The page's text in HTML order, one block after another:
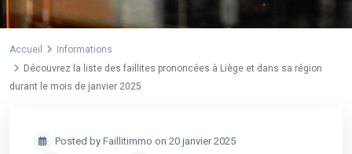
Accueil
Informations
Découvrez la liste des faillites prononcées à Liège et dans sa région
durant le mois de janvier 2025
Posted by Faillitimmo on 20 janvier 2025